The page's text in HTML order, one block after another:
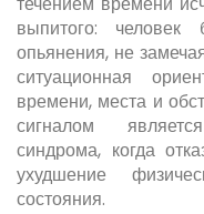
выпитого: человек
опьянения, не
ситуационная
времени, места и
сигналом
синдрома, когда
ухудшение
состояния.